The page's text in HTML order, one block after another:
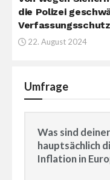
die Polizei
22. August 2024
Umfrage
Was sind
hauptsächlich
Inflation in